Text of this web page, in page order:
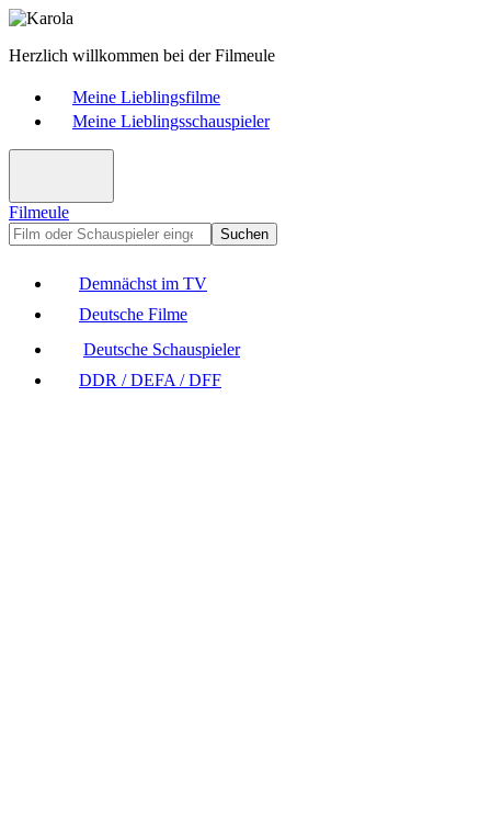
Herzlich willkommen bei der Filmeule
Meine Lieblingsfilme
Meine Lieblingsschauspieler
Filmeule
Suchen
Demnächst im TV
Deutsche Filme
Deutsche Schauspieler
DDR / DEFA / DFF